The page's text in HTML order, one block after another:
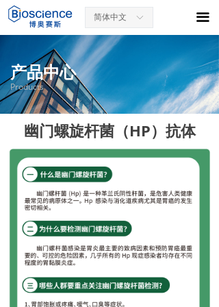
끀
ꀅ
简体中文
幽门螺旋杆菌（HP）抗体
产品中心
Products